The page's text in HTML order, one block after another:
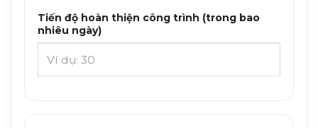
Tiến độ hoàn thiện công trình (trong bao
nhiêu ngày)